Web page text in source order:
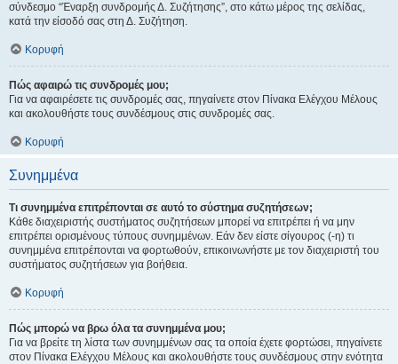
σύνδεσμο “Έναρξη συνδρομής Δ. Συζήτησης”, στο κάτω μέρος της σελίδας,
κατά την είσοδό σας στη Δ. Συζήτηση.
Κορυφή
Πώς αφαιρώ τις συνδρομές μου;
Για να αφαιρέσετε τις συνδρομές σας, πηγαίνετε στον Πίνακα Ελέγχου Μέλους
και ακολουθήστε τους συνδέσμους στις συνδρομές σας.
Κορυφή
Συνημμένα
Τι συνημμένα επιτρέπονται σε αυτό το σύστημα συζητήσεων;
Κάθε διαχειριστής συστήματος συζητήσεων μπορεί να επιτρέπει ή να μην
επιτρέπει ορισμένους τύπους συνημμένων. Εάν δεν είστε σίγουρος (-η) τι
συνημμένα επιτρέπονται να φορτωθούν, επικοινωνήστε με τον διαχειριστή του
συστήματος συζητήσεων για βοήθεια.
Κορυφή
Πώς μπορώ να βρω όλα τα συνημμένα μου;
Για να βρείτε τη λίστα των συνημμένων σας τα οποία έχετε φορτώσει, πηγαίνετε
στον Πίνακα Ελέγχου Μέλους και ακολουθήστε τους συνδέσμους στην ενότητα